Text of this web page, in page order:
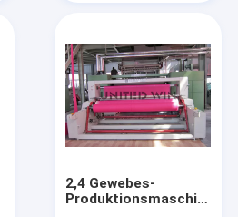
2,4 Gewebes-
Produktionsmaschine